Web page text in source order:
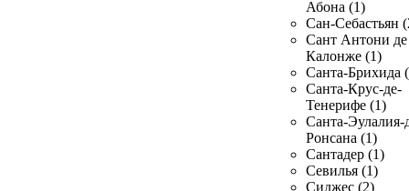
Абона (1)
Сан-Себастьян
Сант Антони де
Калонже (1)
Санта-Брихида
Санта-Крус-де-
Тенерифе (1)
Санта-Эулалия-
Ронсана (1)
Сантадер (1)
Севилья (1)
Сиджес (2)